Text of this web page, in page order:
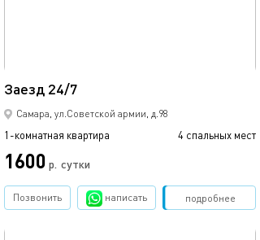
Заезд 24/7
Самара, ул.Советской армии, д.98
1-комнатная квартира 4 спальных мест
1600 р. сутки
подробнее
Позвонить написать Забронировать